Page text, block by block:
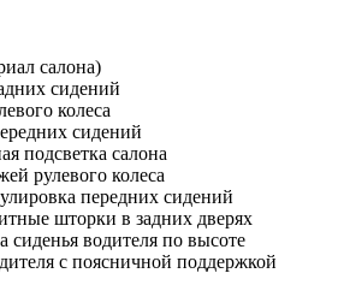
салона)
сидений
колеса
сидений
подсветка салона
рулевого колеса
передних сидений
шторки в задних дверях
сиденья водителя по высоте
с поясничной поддержкой